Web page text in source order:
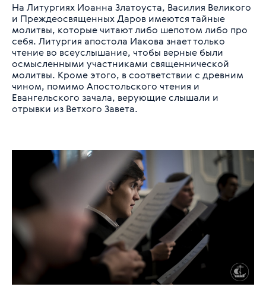
На Литургиях Иоанна Златоуста, Василия Великого
и Преждеосвященных Даров имеются тайные
молитвы, которые читают либо шепотом либо про
себя. Литургия апостола Иакова знает только
чтение во всеуслышание, чтобы верные были
осмысленными участниками священнической
молитвы. Кроме этого, в соответствии с древним
чином, помимо Апостольского чтения и
Евангельского зачала, верующие слышали и
отрывки из Ветхого Завета.